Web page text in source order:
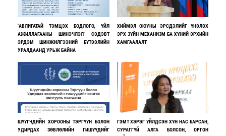
"АВЛИГАТАЙ ТЭМЦЭХ БОДЛОГО, ҮЙЛ
АЖИЛЛАГААНЫ ШИНЭЧЛЭЛ" СЭДЭВТ
ЭРДЭМ ШИНЖИЛГЭЭНИЙ БҮТЭЭЛИЙН
УРАЛДААНД УРЬЖ БАЙНА
ХИЙМЭЛ ОЮУНЫ ЭРСДЭЛИЙГ ҮНЭЛЭХ
ЭРХ ЗҮЙН МЕХАНИЗМ БА ХҮНИЙ ЭРХИЙН
ХАМГААЛАЛТ
ШҮҮГЧДИЙН ХОРООНЫ ТЭРГҮҮН БОЛОН
УДИРДАХ ЗӨВЛӨЛИЙН ГИШҮҮДИЙГ
ГЭМТ ХЭРЭГ ҮЙЛДСЭН ХҮН НАС БАРСАН,
СУРАГГҮЙ АЛГА БОЛСОН, ОРГОН